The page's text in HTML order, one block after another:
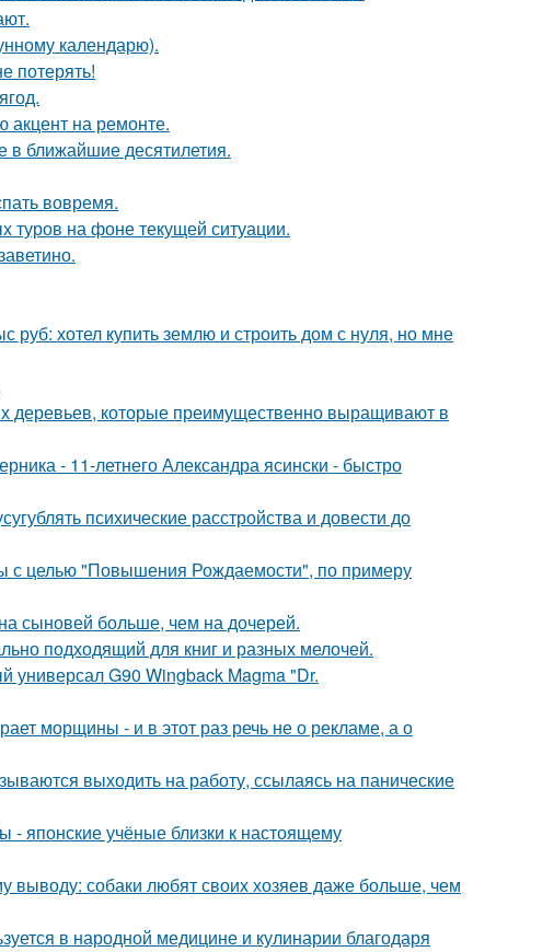
календарю).
потерять!
акцент на ремонте.
в ближайшие десятилетия.
вовремя.
туров на фоне текущей ситуации.
руб: хотел купить землю и строить дом с нуля, но мне
деревьев, которые преимущественно выращивают в
- 11-летнего Александра ясински - быстро
психические расстройства и довести до
с целью "Повышения Рождаемости", по примеру
сыновей больше, чем на дочерей.
подходящий для книг и разных мелочей.
универсал G90 Wingback Magma "Dr.
морщины - и в этот раз речь не о рекламе, а о
выходить на работу, ссылаясь на панические
- японские учёные близки к настоящему
выводу: собаки любят своих хозяев даже больше, чем
в народной медицине и кулинарии благодаря